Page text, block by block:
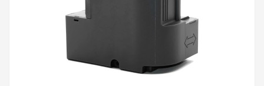
Особенности использования
Сброс памперса рекомендуется делать тогда, когда
уровень отработки не ниже 15 %. Иногда может не
изменяться индикация диода с красного на зелёный
цвет. В этом случае проверьте точность попадания
контактов программатора и чистоту контактных